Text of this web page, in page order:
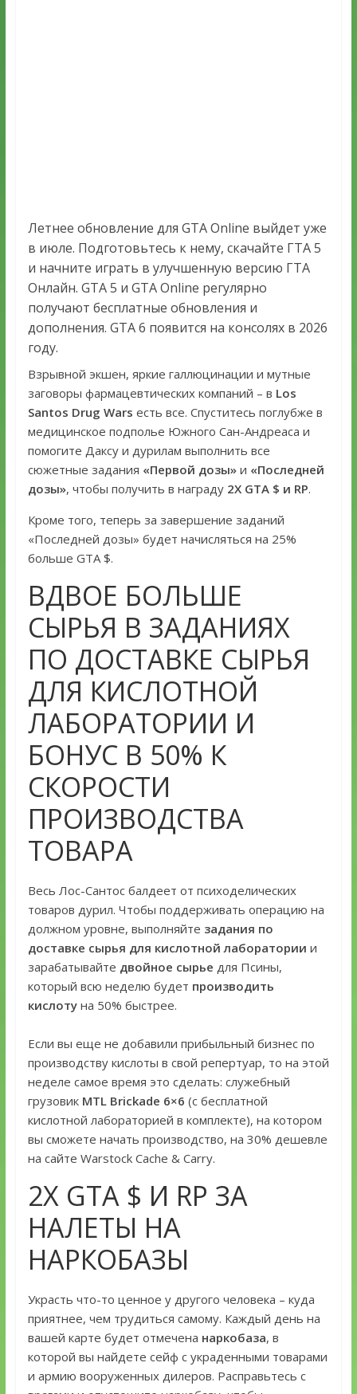
Летнее обновление для GTA Online выйдет уже
в июле. Подготовьтесь к нему, скачайте ГТА 5
и начните играть в улучшенную версию ГТА
Онлайн. GTA 5 и GTA Online регулярно
получают бесплатные обновления и
дополнения. GTA 6 появится на консолях в 2026
году.
Взрывной экшен, яркие галлюцинации и мутные
заговоры фармацевтических компаний – в Los
Santos Drug Wars есть все. Спуститесь поглубже в
медицинское подполье Южного Сан-Андреаса и
помогите Даксу и дурилам выполнить все
сюжетные задания «Первой дозы»и «Последней
дозы», чтобы получить в награду 2Х GTA $ и RP.
Кроме того, теперь за завершение заданий
«Последней дозы» будет начисляться на 25%
больше GTA $.
ВДВОЕ БОЛЬШЕ
СЫРЬЯ В ЗАДАНИЯХ
ПО ДОСТАВКЕ СЫРЬЯ
ДЛЯ КИСЛОТНОЙ
ЛАБОРАТОРИИ И
БОНУС В 50% К
СКОРОСТИ
ПРОИЗВОДСТВА
ТОВАРА
Весь Лос-Сантос балдеет от психоделических
товаров дурил. Чтобы поддерживать операцию на
должном уровне, выполняйте задания по
доставке сырья для кислотной лаборатории и
зарабатывайте двойное сырье для Псины,
который всю неделю будет производить
кислотуна 50% быстрее.
Если вы еще не добавили прибыльный бизнес по
производству кислоты в свой репертуар, то на этой
неделе самое время это сделать: служебный
грузовик MTL Brickade 6×6 (с бесплатной
кислотной лабораторией в комплекте), на котором
вы сможете начать производство, на 30% дешевле
на сайте Warstock Cache & Carry.
2Х GTA $ И RP ЗА
НАЛЕТЫ НА
НАРКОБАЗЫ
Украсть что-то ценное у другого человека – куда
приятнее, чем трудиться самому. Каждый день на
вашей карте будет отмечена наркобаза, в
которой вы найдете сейф с украденными товарами
и армию вооруженных дилеров. Расправьтесь с